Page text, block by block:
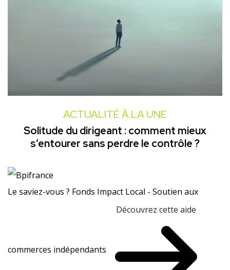
ACTUALITÉ À LA UNE
Solitude du dirigeant : comment mieux
s’entourer sans perdre le contrôle ?
Le saviez-vous ? Fonds Impact Local - Soutien aux
commerces indépendants
Découvrez cette aide